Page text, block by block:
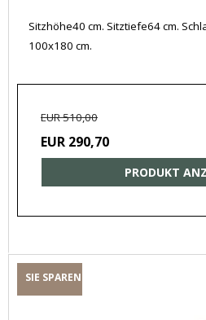
Sitzhöhe40 cm. Sitztiefe64 cm.
100x180 cm.
EUR 510,00
EUR 290,70
PRODUKT
SIE SPAREN